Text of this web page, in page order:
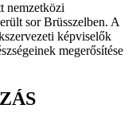
nemzetközi
sor Brüsszelben. A
képviselők
megerősítése